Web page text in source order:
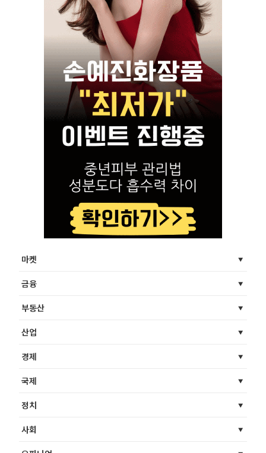
마켓
금융
부동산
산업
경제
국제
정치
사회